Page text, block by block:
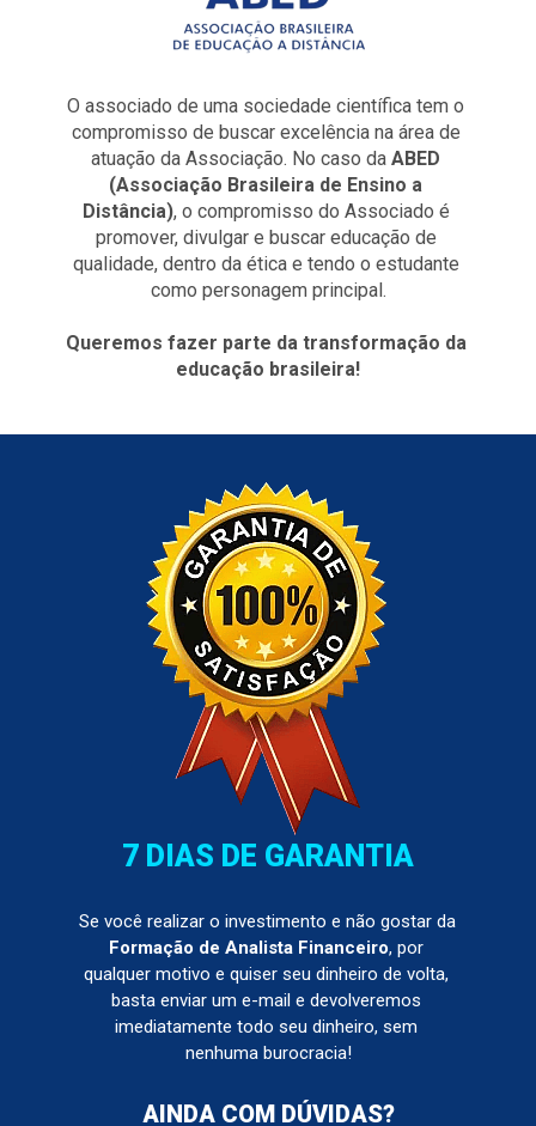
O associado de uma sociedade científica tem o
compromisso de buscar excelência na área de
atuação da Associação. No caso da ABED
(Associação Brasileira de Ensino a
Distância), o compromisso do Associado é
promover, divulgar e buscar educação de
qualidade, dentro da ética e tendo o estudante
como personagem principal.
Queremos fazer parte da transformação da
educação brasileira!
7 DIAS DE GARANTIA
Formação de Analista Financeiro, por
qualquer motivo e quiser seu dinheiro de volta,
basta enviar um e-mail e devolveremos
imediatamente todo seu dinheiro, sem
nenhuma burocracia!
AINDA COM DÚVIDAS?